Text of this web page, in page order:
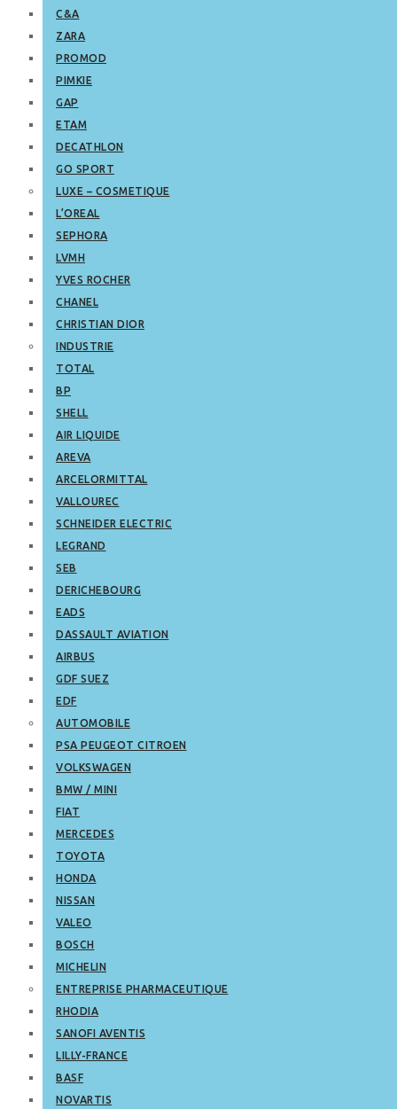
C&A
ZARA
PROMOD
PIMKIE
GAP
ETAM
DECATHLON
GO SPORT
LUXE – COSMETIQUE
L’OREAL
SEPHORA
LVMH
YVES ROCHER
CHANEL
CHRISTIAN DIOR
INDUSTRIE
TOTAL
BP
SHELL
AIR LIQUIDE
AREVA
ARCELORMITTAL
VALLOUREC
SCHNEIDER ELECTRIC
LEGRAND
SEB
DERICHEBOURG
EADS
DASSAULT AVIATION
AIRBUS
GDF SUEZ
EDF
AUTOMOBILE
PSA PEUGEOT CITROEN
VOLKSWAGEN
BMW / MINI
FIAT
MERCEDES
TOYOTA
HONDA
NISSAN
VALEO
BOSCH
MICHELIN
ENTREPRISE PHARMACEUTIQUE
RHODIA
SANOFI AVENTIS
LILLY-FRANCE
BASF
NOVARTIS